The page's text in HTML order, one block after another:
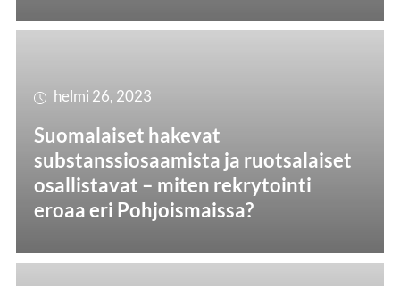
helmi 26, 2023
Suomalaiset hakevat
substanssiosaamista ja ruotsalaiset
osallistavat – miten rekrytointi
eroaa eri Pohjoismaissa?